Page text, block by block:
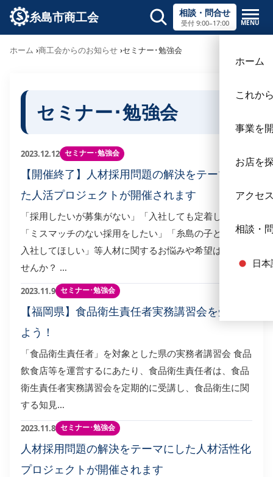
糸島市商工会 相談・問合せ
受付 9:00–17:00 MENU
サイト内検索
ホーム
これか
事業を
お店を
アクセ
相談・
日
ホーム 商工会からのお知らせ セミナー･勉強会
セミナー･勉強会
2023.12.12 セミナー･勉強会
【開催終了】人材採用問題の解決をテーマにし
た人活プロジェクトが開催されます
「採用したいが募集がない」「入社しても定着しない」
「ミスマッチのない採用をしたい」「糸島の子ども達に
入社してほしい」等人材に関するお悩みや希望はありま
せんか？ …
2023.11.9 セミナー･勉強会
【福岡県】食品衛生責任者実務講習会を受講し
よう！
「食品衛生責任者」を対象とした県の実務者講習会 食品
飲食店等を運営するにあたり、食品衛生責任者は、食品
衛生責任者実務講習会を定期的に受講し、食品衛生に関
する知見…
2023.11.8 セミナー･勉強会
人材採用問題の解決をテーマにした人材活性化
プロジェクトが開催されます